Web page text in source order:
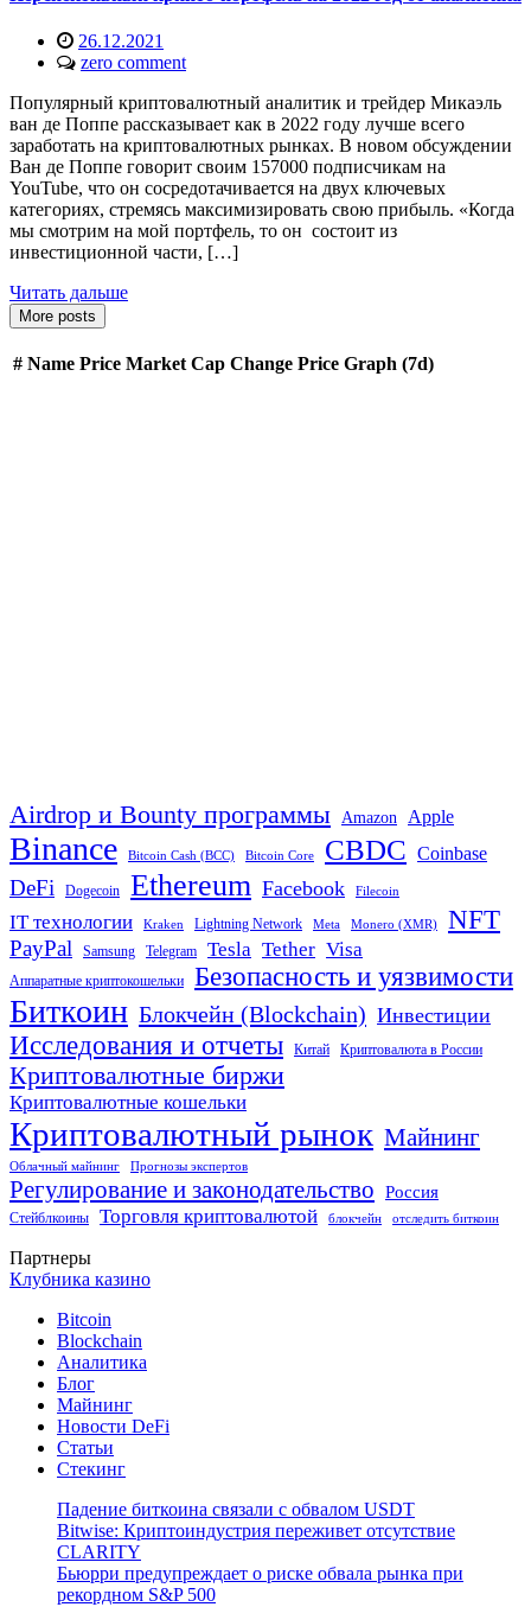
26.12.2021
zero comment
Популярный криптовалютный аналитик и трейдер Микаэль
ван де Поппе рассказывает как в 2022 году лучше всего
заработать на криптовалютных рынках. В новом обсуждении
Ван де Поппе говорит своим 157000 подписчикам на
YouTube, что он сосредотачивается на двух ключевых
категориях, стремясь максимизировать свою прибыль. «Когда
мы смотрим на мой портфель, то он состоит из
инвестиционной части, […]
Читать дальше
More posts
# Name Price Market Cap Change Price Graph (7d)
Airdrop и Bounty программы Amazon Apple
Binance Bitcoin Cash (BCC) Bitcoin Core CBDC Coinbase
DeFi Dogecoin Ethereum Facebook Filecoin
IT технологии Kraken Lightning Network Meta Monero (XMR) NFT
PayPal Samsung Telegram Tesla Tether Visa
Аппаратные криптокошельки Безопасность и уязвимости
Биткоин Блокчейн (Blockchain) Инвестиции
Исследования и отчеты Китай Криптовалюта в России
Криптовалютные биржи
Криптовалютные кошельки
Криптовалютный рынок Майнинг
Облачный майнинг Прогнозы экспертов
Регулирование и законодательство Россия
Стейблкоины Торговля криптовалютой блокчейн отследить биткоин
Партнеры
Клубника казино
Bitcoin
Blockchain
Аналитика
Блог
Майнинг
Новости DeFi
Статьи
Стекинг
Падение биткоина связали с обвалом USDT
Bitwise: Криптоиндустрия переживет отсутствие
CLARITY
Бьюрри предупреждает о риске обвала рынка при
рекордном S&P 500